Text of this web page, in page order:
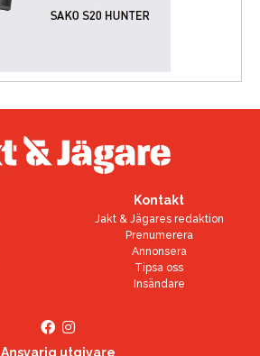
Kontakt
Jakt & Jägares redaktion
Prenumerera
Annonsera
Tipsa oss
Insändare
Ansvarig utgivare